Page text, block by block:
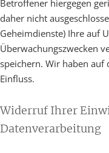
Betroffener hiergegen
daher nicht
Geheimdienste) Ihre auf
Überwachungszwecken
speichern. Wir haben auf
Einfluss.
Widerruf Ihrer
Datenverarbeitung